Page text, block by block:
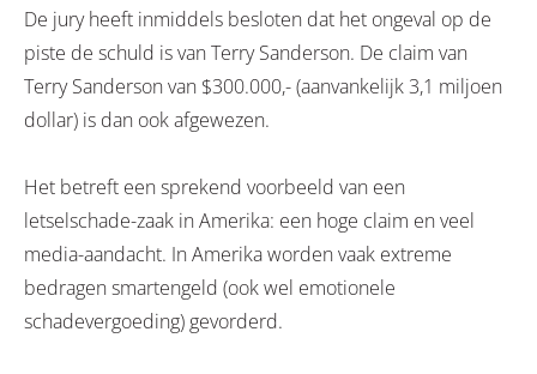
De jury heeft inmiddels besloten dat het ongeval op de
piste de schuld is van Terry Sanderson. De claim van
Terry Sanderson van $300.000,- (aanvankelijk 3,1 miljoen
dollar) is dan ook afgewezen.
Het betreft een sprekend voorbeeld van een
letselschade-zaak in Amerika: een hoge claim en veel
media-aandacht. In Amerika worden vaak extreme
bedragen smartengeld (ook wel emotionele
schadevergoeding) gevorderd.